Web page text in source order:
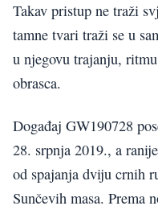
Takav pristup ne traži
tamne tvari traži se u
u njegovu trajanju,
obrasca.
Događaj GW190728
28. srpnja 2019., a
od spajanja dviju crnih
Sunčevih masa. Prema